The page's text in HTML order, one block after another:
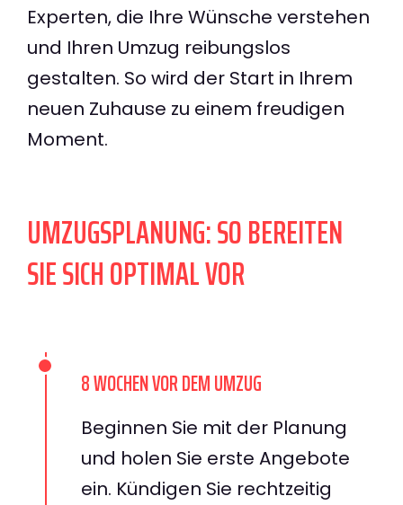
Experten, die Ihre Wünsche verstehen
und Ihren Umzug reibungslos
gestalten. So wird der Start in Ihrem
neuen Zuhause zu einem freudigen
Moment.
UMZUGSPLANUNG: SO BEREITEN
SIE SICH OPTIMAL VOR
8 WOCHEN VOR DEM UMZUG
Beginnen Sie mit der Planung
und holen Sie erste Angebote
ein. Kündigen Sie rechtzeitig